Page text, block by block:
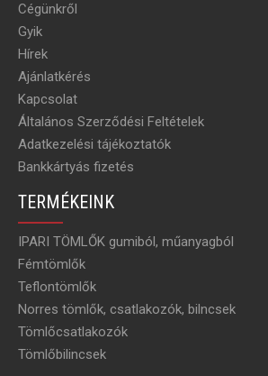
Cégünkről
Gyik
Hírek
Ajánlatkérés
Kapcsolat
Általános Szerződési Feltételek
Adatkezelési tájékoztatók
Bankkártyás fizetés
TERMÉKEINK
IPARI TÖMLŐK gumiból, műanyagból
Fémtömlők
Teflontömlők
Norres tömlők, csatlakozók, bilncsek
Tömlőcsatlakozók
Tömlőbilincsek